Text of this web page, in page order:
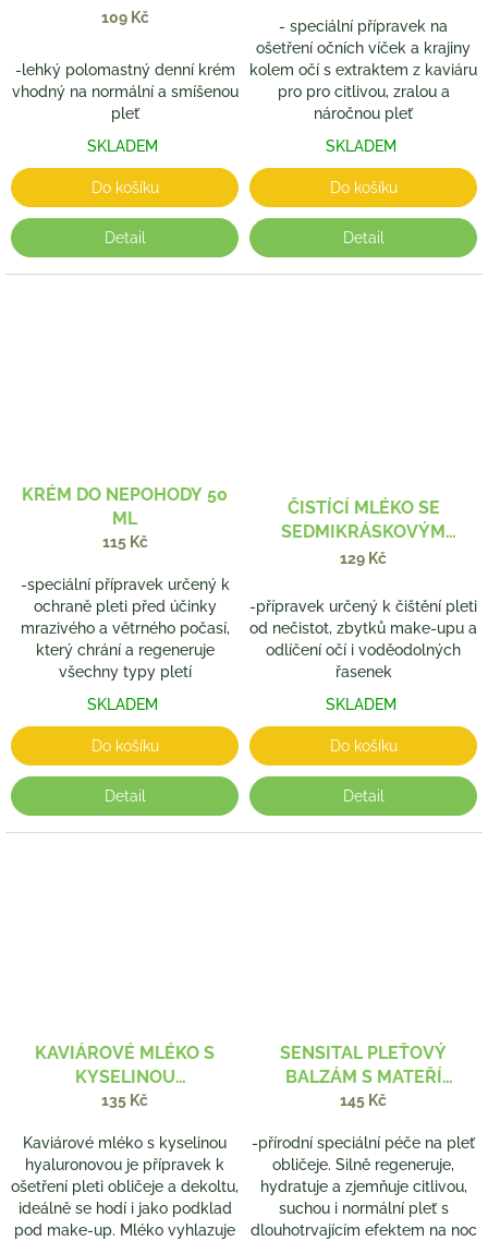
109 Kč
-lehký polomastný denní krém
vhodný na normální a smíšenou
pleť
SKLADEM
Do košíku
Detail
- speciální přípravek na
ošetření očních víček a krajiny
kolem očí s extraktem z kaviáru
pro pro citlivou, zralou a
náročnou pleť
SKLADEM
Do košíku
Detail
KRÉM DO NEPOHODY 50
ML
115 Kč
-speciální přípravek určený k
ochraně pleti před účinky
mrazivého a větrného počasí,
který chrání a regeneruje
všechny typy pletí
SKLADEM
Do košíku
Detail
ČISTÍCÍ MLÉKO SE
SEDMIKRÁSKOVÝM
TONICEM 200 ML
129 Kč
-přípravek určený k čištění pleti
od nečistot, zbytků make-upu a
odlíčení očí i voděodolných
řasenek
SKLADEM
Do košíku
Detail
KAVIÁROVÉ MLÉKO S
KYSELINOU
HYALURONOVOU 200 ML
135 Kč
Kaviárové mléko s kyselinou
hyaluronovou je přípravek k
ošetření pleti obličeje a dekoltu,
ideálně se hodí i jako podklad
pod make-up. Mléko vyhlazuje
SENSITAL PLEŤOVÝ
BALZÁM S MATEŘÍ
KAŠIČKOU 50 ML
145 Kč
-přírodní speciální péče na pleť
obličeje. Silně regeneruje,
hydratuje a zjemňuje citlivou,
suchou i normální pleť s
dlouhotrvajícím efektem na noc